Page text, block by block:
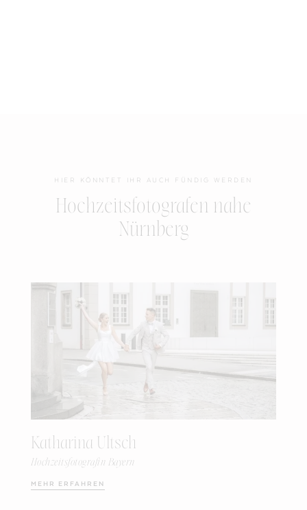
HIER KÖNNTET IHR AUCH FÜNDIG WERDEN
Hochzeitsfotografen nahe
Nürnberg
Katharina Ultsch
Hochzeitsfotografin Bayern
MEHR ERFAHREN